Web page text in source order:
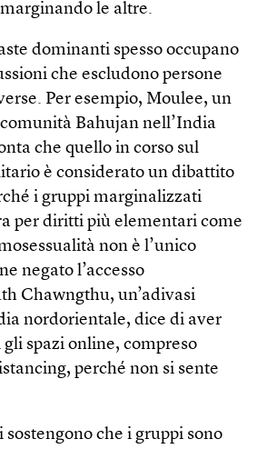
le altre.
dominanti spesso occupano
che escludono persone
Per esempio, Moulee, un
Bahujan nell’India
che quello in corso sul
è considerato un dibattito
i gruppi marginalizzati
per diritti più elementari come
non è l’unico
negato l’accesso
Chawngthu, un’adivasi
nordorientale, dice di aver
spazi online, compreso
perché non si sente
che i gruppi sono